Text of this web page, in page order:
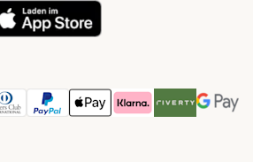
MethodPayment Method
Club Payment Method
PayPal Payment Method
Apple Pay Payment Method
Klarna Payment Method
Riverty Payment
Google
Method